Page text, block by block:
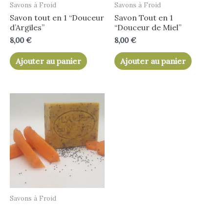
Savons à Froid
Savon tout en 1 “Douceur
d’Argiles”
8,00€
Ajouter au panier
Savons à Froid
Savon Tout en 1
“Douceur de Miel”
8,00€
Ajouter au panier
Savons à Froid